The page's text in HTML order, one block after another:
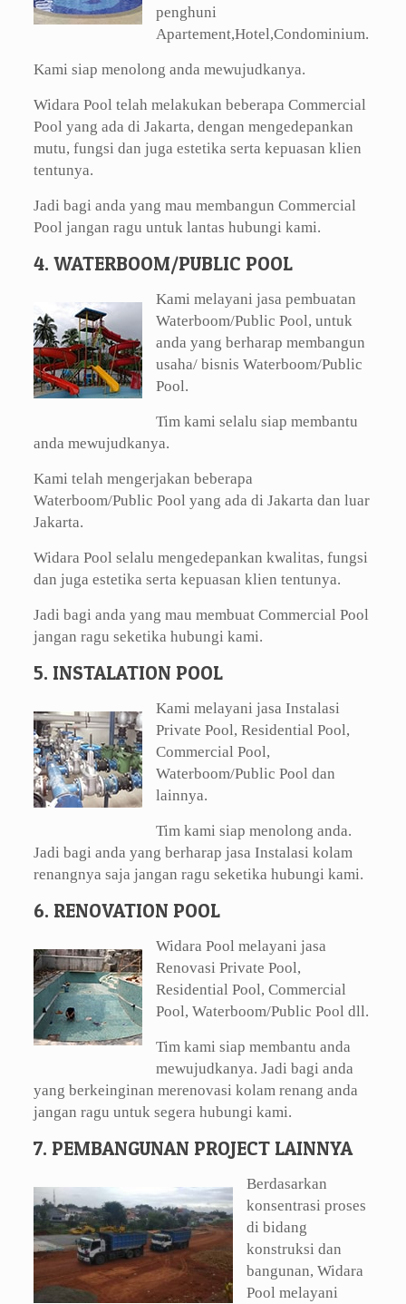
penghuni
Apartement,Hotel,Condominium.
Kami siap menolong anda mewujudkanya.
Widara Pool telah melakukan beberapa Commercial
Pool yang ada di Jakarta, dengan mengedepankan
mutu, fungsi dan juga estetika serta kepuasan klien
tentunya.
Jadi bagi anda yang mau membangun Commercial
Pool jangan ragu untuk lantas hubungi kami.
4. WATERBOOM/PUBLIC POOL
Kami melayani jasa pembuatan
Waterboom/Public Pool, untuk
anda yang berharap membangun
usaha/ bisnis Waterboom/Public
Pool.
Tim kami selalu siap membantu
anda mewujudkanya.
Kami telah mengerjakan beberapa
Waterboom/Public Pool yang ada di Jakarta dan luar
Jakarta.
Widara Pool selalu mengedepankan kwalitas, fungsi
dan juga estetika serta kepuasan klien tentunya.
Jadi bagi anda yang mau membuat Commercial Pool
jangan ragu seketika hubungi kami.
5. INSTALATION POOL
Kami melayani jasa Instalasi
Private Pool, Residential Pool,
Commercial Pool,
Waterboom/Public Pool dan
lainnya.
Tim kami siap menolong anda.
Jadi bagi anda yang berharap jasa Instalasi kolam
renangnya saja jangan ragu seketika hubungi kami.
6. RENOVATION POOL
Widara Pool melayani jasa
Renovasi Private Pool,
Residential Pool, Commercial
Pool, Waterboom/Public Pool dll.
Tim kami siap membantu anda
mewujudkanya. Jadi bagi anda
yang berkeinginan merenovasi kolam renang anda
jangan ragu untuk segera hubungi kami.
7. PEMBANGUNAN PROJECT LAINNYA
Berdasarkan
konsentrasi proses
di bidang
konstruksi dan
bangunan, Widara
Pool melayani